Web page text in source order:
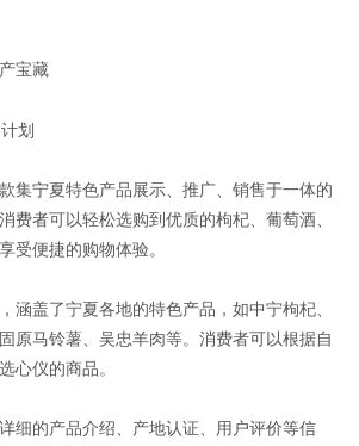
宝藏
集宁夏特色产品展示、推广、销售于一体的
费者可以轻松选购到优质的枸杞、葡萄酒、
受便捷的购物体验。
涵盖了宁夏各地的特色产品，如中宁枸杞、
原马铃薯、吴忠羊肉等。消费者可以根据自
心仪的商品。
细的产品介绍、产地认证、用户评价等信